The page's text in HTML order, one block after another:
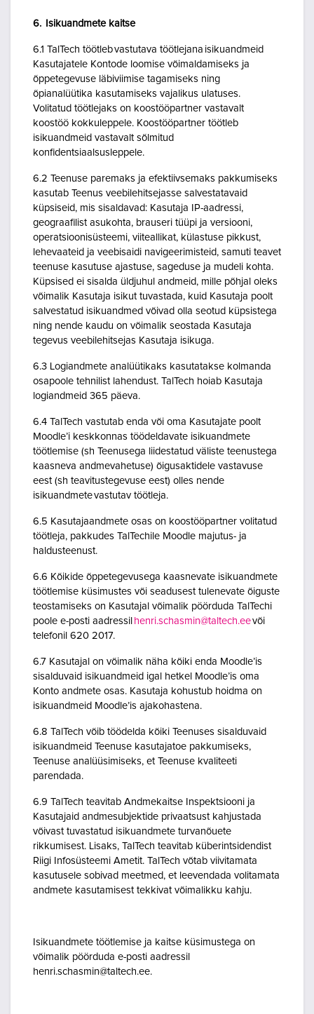
6. Isikuandmete kaitse
6.1 TalTech töötleb vastutava töötlejana isikuandmeid
Kasutajatele Kontode loomise võimaldamiseks ja
õppetegevuse läbiviimise tagamiseks ning
õpianalüütika kasutamiseks vajalikus ulatuses.
Volitatud töötlejaks on koostööpartner vastavalt
koostöö kokkuleppele. Koostööpartner töötleb
isikuandmeid vastavalt sõlmitud
konfidentsiaalsusleppele.
6.2 Teenuse paremaks ja efektiivsemaks pakkumiseks
kasutab Teenus veebilehitsejasse salvestatavaid
küpsiseid, mis sisaldavad: Kasutaja IP-aadressi,
geograafilist asukohta, brauseri tüüpi ja versiooni,
operatsioonisüsteemi, viiteallikat, külastuse pikkust,
lehevaateid ja veebisaidi navigeerimisteid, samuti teavet
teenuse kasutuse ajastuse, sageduse ja mudeli kohta.
Küpsised ei sisalda üldjuhul andmeid, mille põhjal oleks
võimalik Kasutaja isikut tuvastada, kuid Kasutaja poolt
salvestatud isikuandmed võivad olla seotud küpsistega
ning nende kaudu on võimalik seostada Kasutaja
tegevus veebilehitsejas Kasutaja isikuga.
6.3 Logiandmete analüütikaks kasutatakse kolmanda
osapoole tehnilist lahendust. TalTech hoiab Kasutaja
logiandmeid 365 päeva.
6.4 TalTech vastutab enda või oma Kasutajate poolt
Moodle’i keskkonnas töödeldavate isikuandmete
töötlemise (sh Teenusega liidestatud väliste teenustega
kaasneva andmevahetuse) õigusaktidele vastavuse
eest (sh teavitustegevuse eest) olles nende
isikuandmete vastutav töötleja.
6.5 Kasutajaandmete osas on koostööpartner volitatud
töötleja, pakkudes TalTechile Moodle majutus- ja
haldusteenust.
6.6 Kõikide õppetegevusega kaasnevate isikuandmete
töötlemise küsimustes või seadusest tulenevate õiguste
teostamiseks on Kasutajal võimalik pöörduda TalTechi
poole e-posti aadressil henri.schasmin@taltech.eevõi
telefonil 620 2017.
6.7 Kasutajal on võimalik näha kõiki enda Moodle’is
sisalduvaid isikuandmeid igal hetkel Moodle’is oma
Konto andmete osas. Kasutaja kohustub hoidma on
isikuandmeid Moodle’is ajakohastena.
6.8 TalTech võib töödelda kõiki Teenuses sisalduvaid
isikuandmeid Teenuse kasutajatoe pakkumiseks,
Teenuse analüüsimiseks, et Teenuse kvaliteeti
parendada.
6.9 TalTech teavitab Andmekaitse Inspektsiooni ja
Kasutajaid andmesubjektide privaatsust kahjustada
võivast tuvastatud isikuandmete turvanõuete
rikkumisest. Lisaks, TalTech teavitab küberintsidendist
Riigi Infosüsteemi Ametit. TalTech võtab viivitamata
kasutusele sobivad meetmed, et leevendada volitamata
andmete kasutamisest tekkivat võimalikku kahju.
Isikuandmete töötlemise ja kaitse küsimustega on
võimalik pöörduda e-posti aadressil
henri.schasmin@taltech.ee.